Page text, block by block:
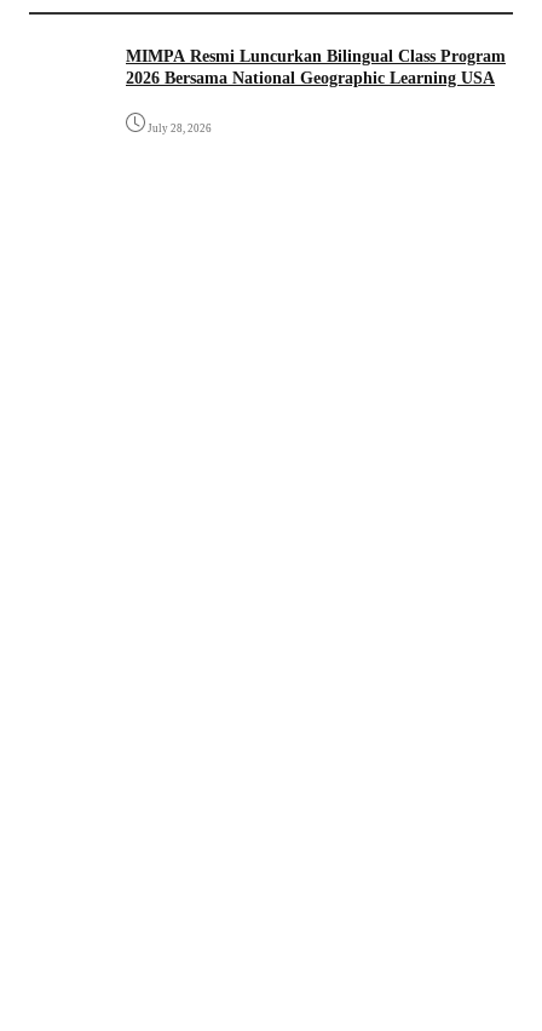
MIMPA Resmi Luncurkan Bilingual Class Program
2026 Bersama National Geographic Learning USA
July 28, 2026